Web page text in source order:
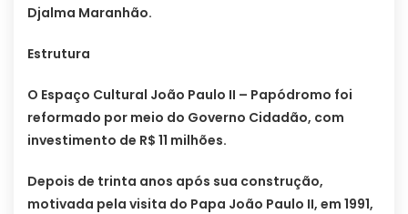
Djalma Maranhão.
Estrutura
O Espaço Cultural João Paulo II – Papódromo foi
reformado por meio do Governo Cidadão, com
investimento de R$ 11 milhões.
Depois de trinta anos após sua construção,
motivada pela visita do Papa João Paulo II, em 1991,